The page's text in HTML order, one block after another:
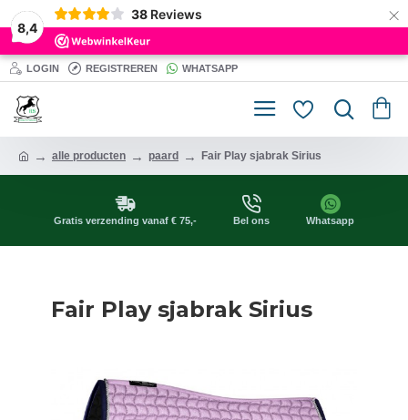
8,4
38 Reviews ×
LOGIN REGISTREREN WHATSAPP
alle producten paard Fair Play sjabrak Sirius
Gratis verzending vanaf € 75,- Bel ons Whatsapp
Fair Play sjabrak Sirius